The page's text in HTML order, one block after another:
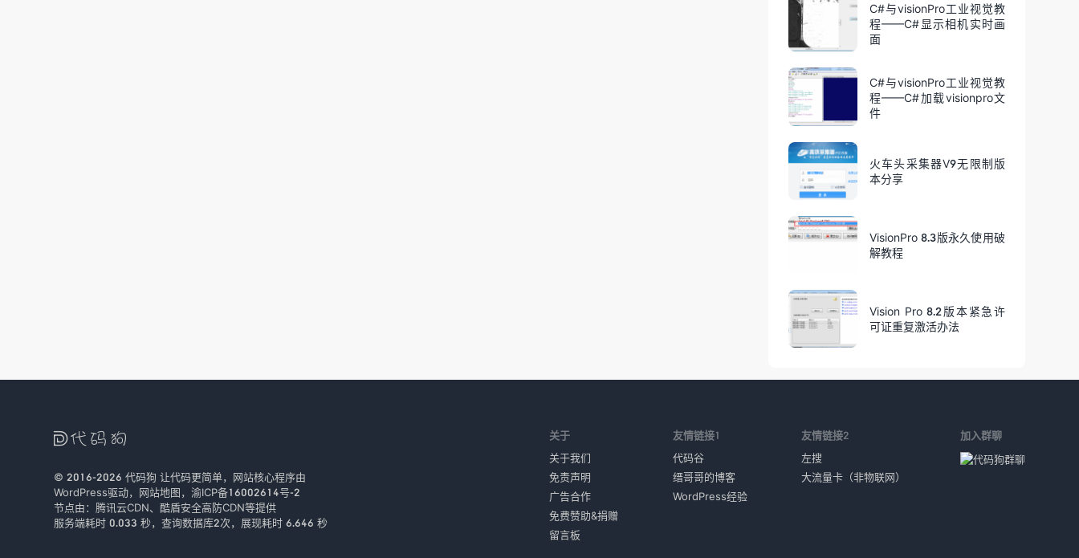
C#与visionPro工业视觉教
程——C#显示相机实时画
面
C#与visionPro工业视觉教
程——C#加载visionpro文
件
火车头采集器V9无限制版
本分享
VisionPro 8.3版永久使用破
解教程
Vision Pro 8.2版本紧急许
可证重复激活办法
关于
关于我们
免责声明
广告合作
免费赞助&捐赠
留言板
友情链接1
代码谷
缙哥哥的博客
WordPress经验
友情链接2
左搜
大流量卡（非物联网）
加入群聊

© 2016-2026 代码狗 让代码更简单，网站核心程序由
WordPress驱动， 网站地图， 渝ICP备16002614号-2
节点由： 腾讯云CDN、 酷盾安全高防CDN等提供
服务端耗时 0.033 秒，查询数据库2次， 展现耗时 6.646 秒